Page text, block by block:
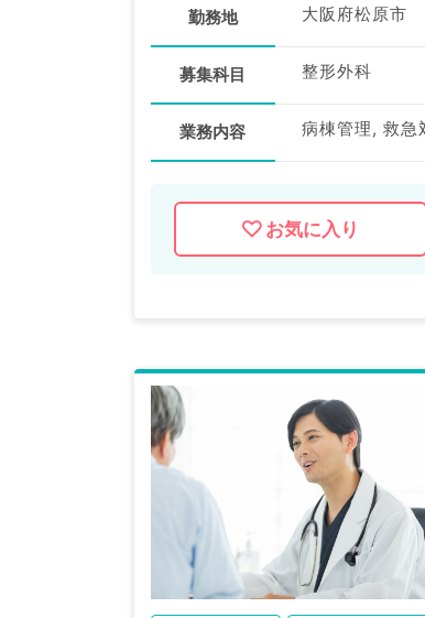
勤務地 大阪府松原市
募集科目 整形外科
業務内容 病棟管理, 救急
お気に入り